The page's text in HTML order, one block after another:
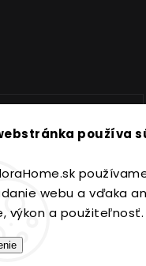
používa
webu a vďaka
výkon a